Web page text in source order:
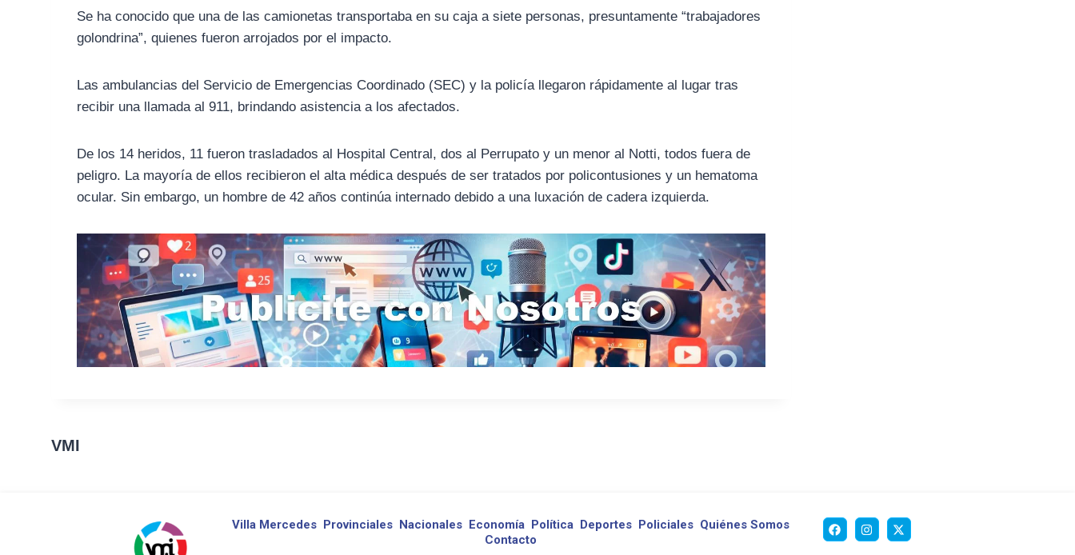
Se ha conocido que una de las camionetas transportaba en su caja a siete personas, presuntamente “trabajadores
golondrina”, quienes fueron arrojados por el impacto.
Las ambulancias del Servicio de Emergencias Coordinado (SEC) y la policía llegaron rápidamente al lugar tras
recibir una llamada al 911, brindando asistencia a los afectados.
De los 14 heridos, 11 fueron trasladados al Hospital Central, dos al Perrupato y un menor al Notti, todos fuera de
peligro. La mayoría de ellos recibieron el alta médica después de ser tratados por policontusiones y un hematoma
ocular. Sin embargo, un hombre de 42 años continúa internado debido a una luxación de cadera izquierda.
VMI
Villa Mercedes Provinciales Nacionales Economía Política Deportes Policiales Quiénes Somos
Contacto